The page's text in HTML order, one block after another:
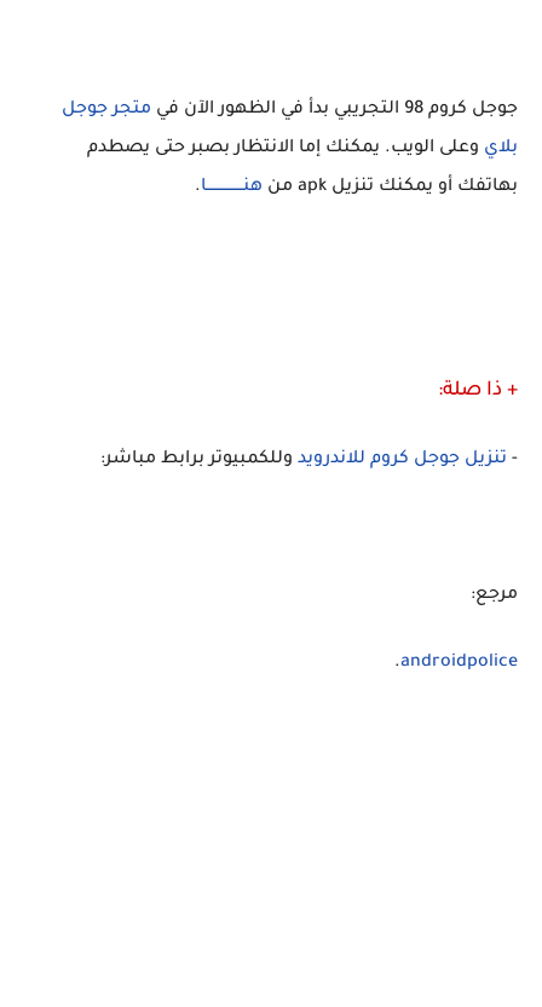
جوجل كروم 98 التجريبي بدأ في الظهور الآن في
متجر جوجل
بلاي وعلى الويب. يمكنك إما الانتظار بصبر حتى يصطدم
بهاتفك أو يمكنك تنزيل apk من
هنـــــــــــــــا.
+ ذا صلة:
- تنزيل جوجل كروم للاندرويد وللكمبيوتر برابط مباشر:
مرجع:
androidpolice
.